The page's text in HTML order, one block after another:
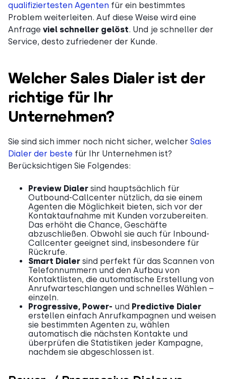
qualifiziertesten Agenten für ein bestimmtes
Problem weiterleiten. Auf diese Weise wird eine
Anfrage viel schneller gelöst. Und je schneller der
Service, desto zufriedener der Kunde.
Welcher Sales Dialer ist der
richtige für Ihr
Unternehmen?
Sie sind sich immer noch nicht sicher, welcher Sales
Dialer der beste für Ihr Unternehmen ist?
Berücksichtigen Sie Folgendes:
Preview Dialer sind hauptsächlich für
Outbound-Callcenter nützlich, da sie einem
Agenten die Möglichkeit bieten, sich vor der
Kontaktaufnahme mit Kunden vorzubereiten.
Das erhöht die Chance, Geschäfte
abzuschließen. Obwohl sie auch für Inbound-
Callcenter geeignet sind, insbesondere für
Rückrufe.
Smart Dialer sind perfekt für das Scannen von
Telefonnummern und den Aufbau von
Kontaktlisten, die automatische Erstellung von
Anrufwarteschlangen und schnelles Wählen –
einzeln.
Progressive, Power- und Predictive Dialer
erstellen einfach Anrufkampagnen und weisen
sie bestimmten Agenten zu, wählen
automatisch die nächsten Kontakte und
überprüfen die Statistiken jeder Kampagne,
nachdem sie abgeschlossen ist.